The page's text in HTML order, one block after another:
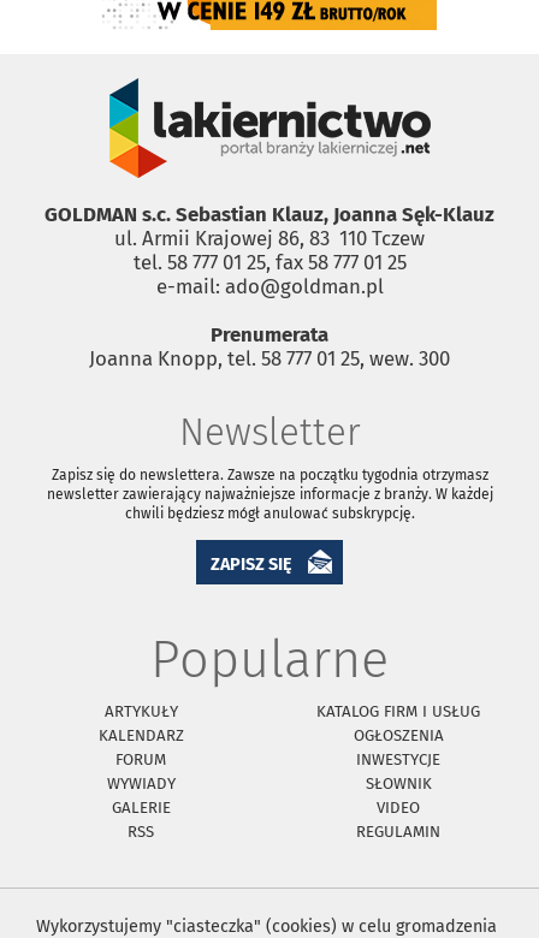
GOLDMAN s.c. Sebastian Klauz, Joanna Sęk-Klauz
ul. Armii Krajowej 86, 83 ­ 110 Tczew
tel. 58 777 01 25, fax 58 777 01 25
e-mail: ado@goldman.pl
Prenumerata
Joanna Knopp, tel. 58 777 01 25, wew. 300
Newsletter
Zapisz się do newslettera. Zawsze na początku tygodnia otrzymasz
newsletter zawierający najważniejsze informacje z branży. W każdej
chwili będziesz mógł anulować subskrypcję.
ZAPISZ SIĘ
Popularne
ARTYKUŁY
KATALOG FIRM I USŁUG
KALENDARZ
OGŁOSZENIA
FORUM
INWESTYCJE
WYWIADY
SŁOWNIK
GALERIE
VIDEO
RSS
REGULAMIN
Wykorzystujemy "ciasteczka" (cookies) w celu gromadzenia